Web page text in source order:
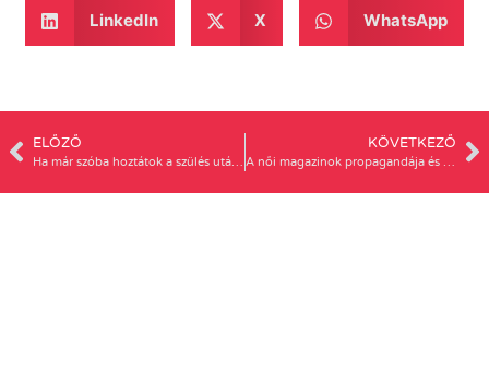
LinkedIn X WhatsApp
ELŐZŐ
Ha már szóba hoztátok a szülés utáni depressziót…
KÖVETKEZŐ
A női magazinok propagandája és az eredmények